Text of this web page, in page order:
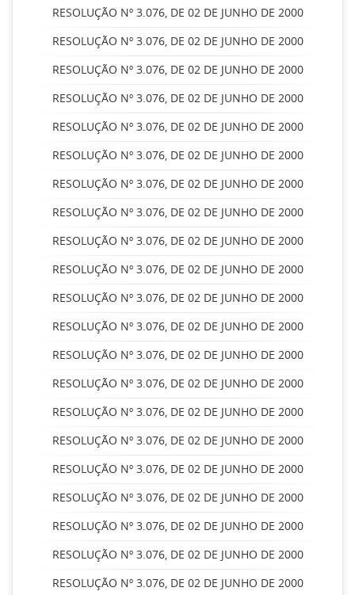
RESOLUÇÃO Nº 3.076, DE 02 DE JUNHO DE 2000
RESOLUÇÃO Nº 3.076, DE 02 DE JUNHO DE 2000
RESOLUÇÃO Nº 3.076, DE 02 DE JUNHO DE 2000
RESOLUÇÃO Nº 3.076, DE 02 DE JUNHO DE 2000
RESOLUÇÃO Nº 3.076, DE 02 DE JUNHO DE 2000
RESOLUÇÃO Nº 3.076, DE 02 DE JUNHO DE 2000
RESOLUÇÃO Nº 3.076, DE 02 DE JUNHO DE 2000
RESOLUÇÃO Nº 3.076, DE 02 DE JUNHO DE 2000
RESOLUÇÃO Nº 3.076, DE 02 DE JUNHO DE 2000
RESOLUÇÃO Nº 3.076, DE 02 DE JUNHO DE 2000
RESOLUÇÃO Nº 3.076, DE 02 DE JUNHO DE 2000
RESOLUÇÃO Nº 3.076, DE 02 DE JUNHO DE 2000
RESOLUÇÃO Nº 3.076, DE 02 DE JUNHO DE 2000
RESOLUÇÃO Nº 3.076, DE 02 DE JUNHO DE 2000
RESOLUÇÃO Nº 3.076, DE 02 DE JUNHO DE 2000
RESOLUÇÃO Nº 3.076, DE 02 DE JUNHO DE 2000
RESOLUÇÃO Nº 3.076, DE 02 DE JUNHO DE 2000
RESOLUÇÃO Nº 3.076, DE 02 DE JUNHO DE 2000
RESOLUÇÃO Nº 3.076, DE 02 DE JUNHO DE 2000
RESOLUÇÃO Nº 3.076, DE 02 DE JUNHO DE 2000
RESOLUÇÃO Nº 3.076, DE 02 DE JUNHO DE 2000